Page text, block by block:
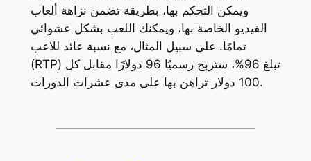
ويمكن التحكم بها، بطريقة تضمن نزاهة ألعاب
الفيديو الخاصة بها، ويمكنك اللعب بشكل عشوائي
تمامًا. على سبيل المثال، مع نسبة عائد للاعب
(RTP) تبلغ 96%، ستربح رسميًا 96 دولارًا مقابل كل
100 دولار تراهن بها على مدى عشرات الدورات.